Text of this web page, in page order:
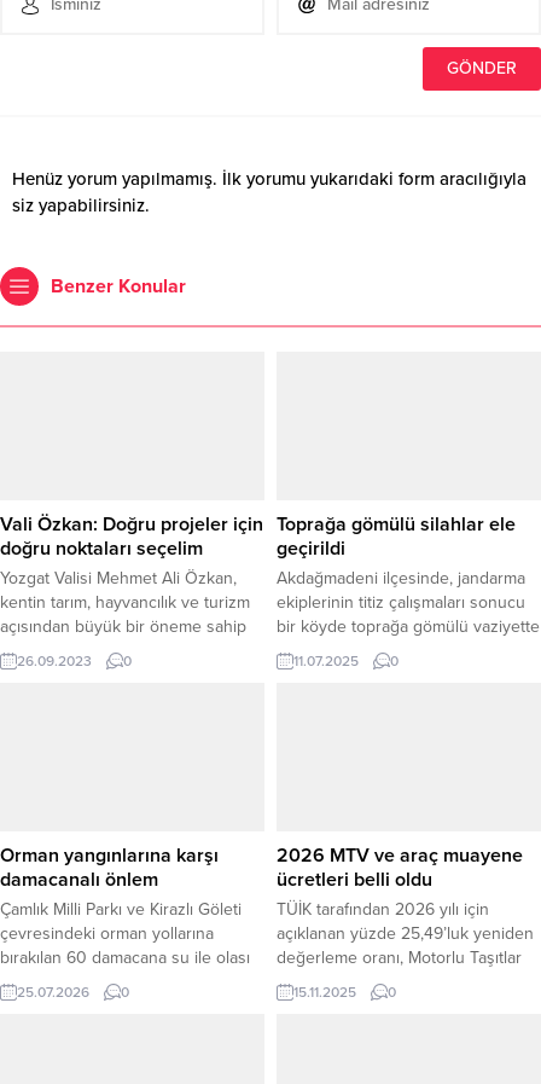
Henüz yorum yapılmamış. İlk yorumu yukarıdaki form aracılığıyla
siz yapabilirsiniz.
Benzer Konular
Vali Özkan: Doğru projeler için
doğru noktaları seçelim
Yozgat Valisi Mehmet Ali Özkan,
kentin tarım, hayvancılık ve turizm
açısından büyük bir öneme sahip
olduğunu belirterek, bunu
geliştirmek ve daha iyi yerlere
26.09.2023 0
Toprağa gömülü silahlar ele
geçirildi
Akdağmadeni ilçesinde, jandarma
ekiplerinin titiz çalışmaları sonucu
bir köyde toprağa gömülü vaziyette
çok sayıda ruhsatsız silah ve
mühimmat ele geçirildi.
Bomba Arama Köpek Ekiplerinin
katılımıyla 10 Temmuz 2025 günü
saat...
11.07.2025 0
Orman yangınlarına karşı
damacanalı önlem
Çamlık Milli Parkı ve Kirazlı Göleti
çevresindeki orman yollarına
bırakılan 60 damacana su ile olası
yangınlara ilk müdahalenin
hızlandırılması hedefleniyor. Yozgat
25.07.2026 0
2026 MTV ve araç muayene
ücretleri belli oldu
TÜİK tarafından 2026 yılı için
açıklanan yüzde 25,49’luk yeniden
değerleme oranı, Motorlu Taşıtlar
Vergisi (MTV) ve araç muayene
ücretlerine yapılacak artışı
15.11.2025 0